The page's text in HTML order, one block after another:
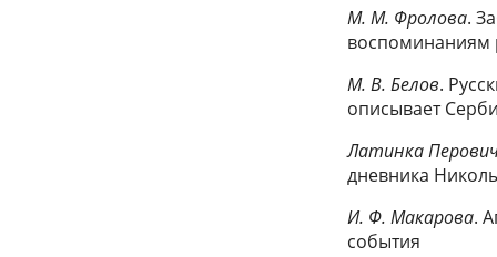
М. М. Фролова.
воспоминаниям
М. В. Белов.
описывает
Латинка
дневника
И. Ф. Макарова.
события